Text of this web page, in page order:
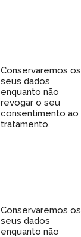
Conservaremos os
seus dados
enquanto não
revogar o seu
consentimento ao
tratamento.
Conservaremos os
seus dados
enquanto não